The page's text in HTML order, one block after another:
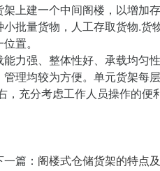
上建一个中间阁楼，以增加
批量货物，人工存取货物.
置。
力强、整体性好、承载均匀
理均较为方便。单元货架每
充分考虑工作人员操作的便
一篇： 阁楼式仓储货架的特点